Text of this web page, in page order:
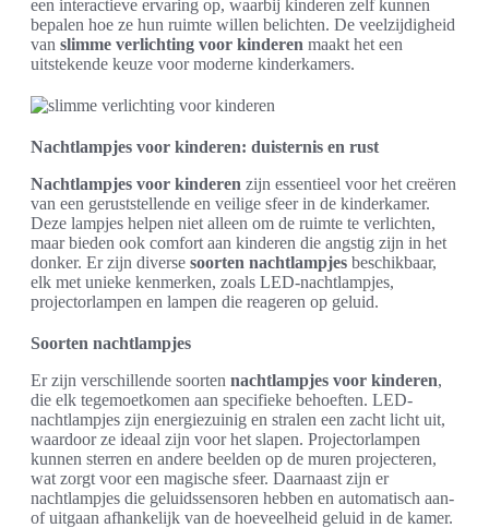
een interactieve ervaring op, waarbij kinderen zelf kunnen
bepalen hoe ze hun ruimte willen belichten. De veelzijdigheid
van slimme verlichting voor kinderen maakt het een
uitstekende keuze voor moderne kinderkamers.
Nachtlampjes voor kinderen: duisternis en rust
Nachtlampjes voor kinderen zijn essentieel voor het creëren
van een geruststellende en veilige sfeer in de kinderkamer.
Deze lampjes helpen niet alleen om de ruimte te verlichten,
maar bieden ook comfort aan kinderen die angstig zijn in het
donker. Er zijn diverse soorten nachtlampjes beschikbaar,
elk met unieke kenmerken, zoals LED-nachtlampjes,
projectorlampen en lampen die reageren op geluid.
Soorten nachtlampjes
Er zijn verschillende soorten nachtlampjes voor kinderen,
die elk tegemoetkomen aan specifieke behoeften. LED-
nachtlampjes zijn energiezuinig en stralen een zacht licht uit,
waardoor ze ideaal zijn voor het slapen. Projectorlampen
kunnen sterren en andere beelden op de muren projecteren,
wat zorgt voor een magische sfeer. Daarnaast zijn er
nachtlampjes die geluidssensoren hebben en automatisch aan-
of uitgaan afhankelijk van de hoeveelheid geluid in de kamer.